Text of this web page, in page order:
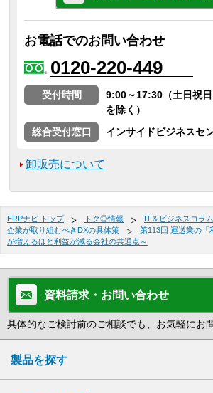
お電話でのお問い合わせ
0120-220-449
受付時間
9:00～17:30（土日祝
を除く）
総合受付窓口
インサイドビジネスセ
卸販売について
ERPナビ トップ トク◎情報 IT＆ビジネスコラム
企業が取り組むべきDXの具体策
第113回 運送業の「
が増えるほど利益が減る会社の共通点～
資料請求・お問い合わせ
具体的なご検討前のご相談でも、お気軽にお
製品を探す